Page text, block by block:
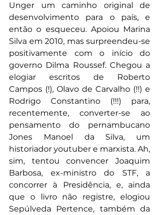
Unger um caminho original de
desenvolvimento para o país, e
então o esqueceu. Apoiou Marina
Silva em 2010, mas surpreendeu-se
positivamente com o início do
governo Dilma Roussef. Chegou a
elogiar escritos de Roberto
Campos (!), Olavo de Carvalho (!!) e
Rodrigo Constantino (!!!) para,
recentemente, converter-se ao
pensamento do pernambucano
Jones Manoel da Silva, um
historiador youtuber e marxista. Ah,
sim, tentou convencer Joaquim
Barbosa, ex-ministro do STF, a
concorrer à Presidência, e, ainda
que o livro não registre, elogiou
Sepúlveda Pertence, também da